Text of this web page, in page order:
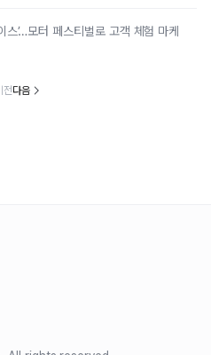
스’…모터 페스티벌로 고객 체험 마케
전다음